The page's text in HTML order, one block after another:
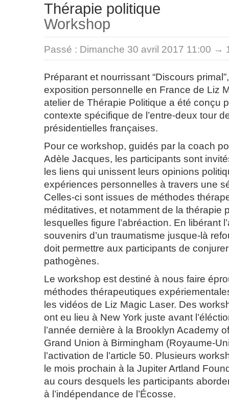
Thérapie politique
Workshop
Passé : Dimanche 30 avril 2017 11:00 →
Préparant et nourrissant “Discours
exposition personnelle en France de Liz
atelier de Thérapie Politique a été conçu
contexte spécifique de l’entre-deux tour
présidentielles françaises.
Pour ce workshop, guidés par la coach
Adèle Jacques, les participants sont
les liens qui unissent leurs opinions
expériences personnelles à travers une
Celles-ci sont issues de méthodes
méditatives, et notamment de la thérapie
lesquelles figure l’abréaction. En libérant
souvenirs d’un traumatisme jusque-là
doit permettre aux participants de
pathogènes.
Le workshop est destiné à nous faire
méthodes thérapeutiques
les vidéos de Liz Magic Laser. Des
ont eu lieu à New York juste avant
l’année dernière à la Brooklyn Academy
Grand Union à Birmingham (Royaume-
l’activation de l’article 50. Plusieurs
le mois prochain à la Jupiter Artland
au cours desquels les participants
à l’indépendance de l’Écosse.